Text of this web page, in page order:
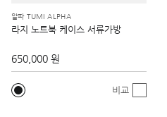
알파 TUMI ALPHA
라지 노트북 케이스 서류가방
650,000 원
비교